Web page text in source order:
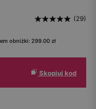
(29)
obniżki: 299.00 zł
Skopiuj kod